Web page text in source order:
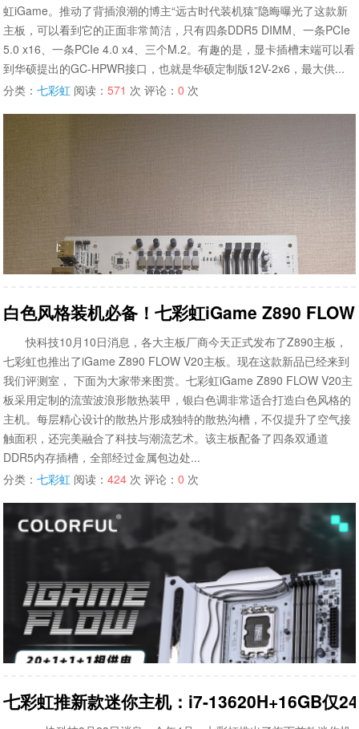
虹iGame。推动了背插浪潮的博主“远古时代装机猿”隐晦曝光了这款新
主板，可以看到它的正面非常简洁，只有四条DDR5 DIMM、一条PCIe
5.0 x16、一条PCIe 4.0 x4、三个M.2。有趣的是，显卡插槽末端可以看
到华硕提出的GC-HPWR接口，也就是华硕定制版12V-2x6，最大供...
分类：七彩虹 阅读：571 次 评论：0 次
白色风格装机必备！七彩虹iGame Z890
快科技10月10日消息，各大主板厂商今天正式发布了Z890主板，
七彩虹也推出了iGame Z890 FLOW V20主板。现在这款新品已经来到
我们评测室， 下面为大家带来图赏。七彩虹iGame Z890 FLOW V20主
板采用定制的流萤波浪形散热装甲，银白色调非常适合打造白色风格的
主机。每层精心设计的散热片形成独特的散热沟槽，不仅提升了空气接
触面积，还完美融合了科技与潮流艺术。该主板配备了四条双通道
DDR5内存插槽，全部经过金属包边处...
分类：七彩虹 阅读：424 次 评论：0 次
七彩虹推新款迷你主机：i7-13620H+16GB仅